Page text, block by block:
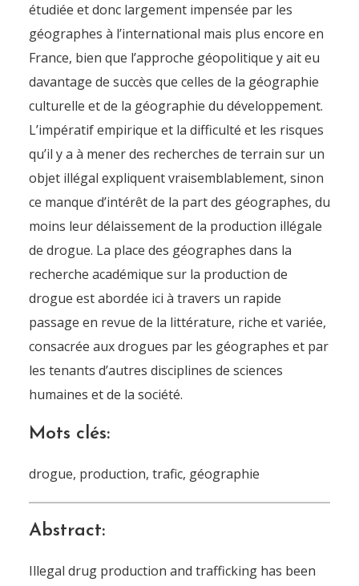
étudiée et donc largement impensée par les
géographes à l’international mais plus encore en
France, bien que l’approche géopolitique y ait eu
davantage de succès que celles de la géographie
culturelle et de la géographie du développement.
L’impératif empirique et la difficulté et les risques
qu’il y a à mener des recherches de terrain sur un
objet illégal expliquent vraisemblablement, sinon
ce manque d’intérêt de la part des géographes, du
moins leur délaissement de la production illégale
de drogue. La place des géographes dans la
recherche académique sur la production de
drogue est abordée ici à travers un rapide
passage en revue de la littérature, riche et variée,
consacrée aux drogues par les géographes et par
les tenants d’autres disciplines de sciences
humaines et de la société.
Mots clés:
drogue, production, trafic, géographie
Abstract:
Illegal drug production and trafficking has been